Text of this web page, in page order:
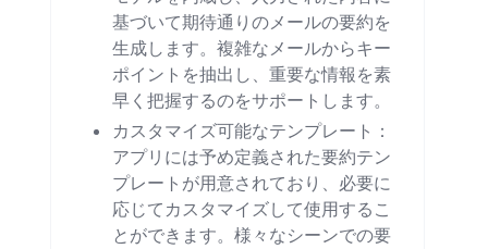
基づいて期待通りのメールの要約を
生成します。複雑なメールからキー
ポイントを抽出し、重要な情報を素
早く把握するのをサポートします。
カスタマイズ可能なテンプレート：
アプリには予め定義された要約テン
プレートが用意されており、必要に
応じてカスタマイズして使用するこ
とができます。様々なシーンでの要